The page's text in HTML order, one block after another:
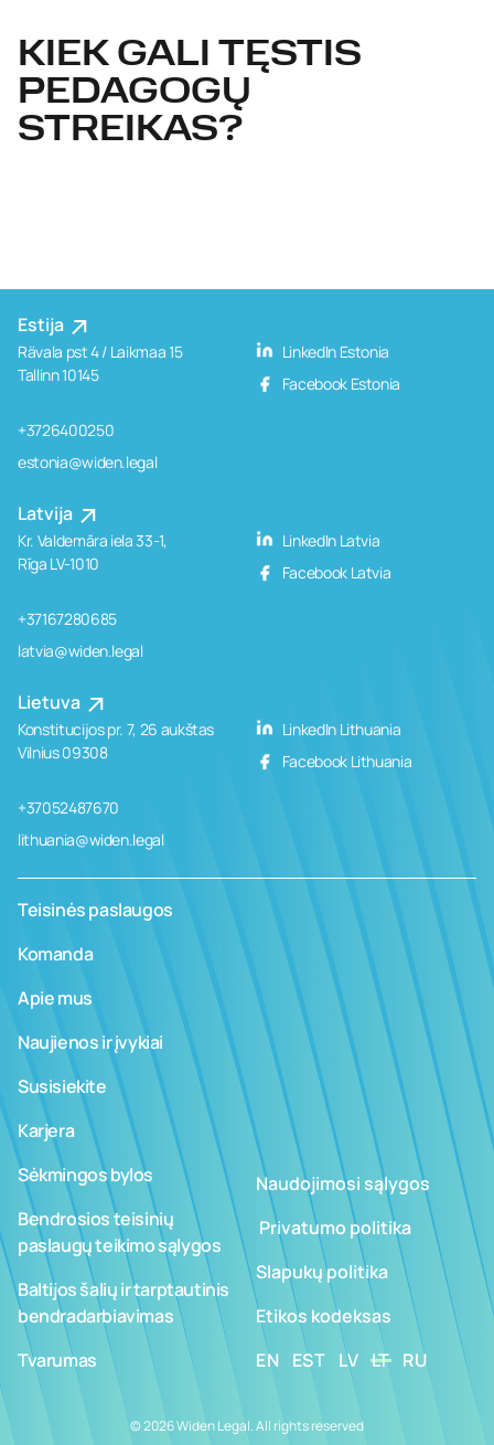
KIEK GALI TĘSTIS
PEDAGOGŲ
STREIKAS?
Estija
Rävala pst 4 / Laikmaa 15
Tallinn 10145
+3726400250
estonia@widen.legal
LinkedIn Estonia
Facebook Estonia
Latvija
Kr. Valdemāra iela 33-1,
Rīga LV-1010
+37167280685
latvia@widen.legal
LinkedIn Latvia
Facebook Latvia
Lietuva
Konstitucijos pr. 7, 26 aukštas
Vilnius 09308
+37052487670
lithuania@widen.legal
LinkedIn Lithuania
Facebook Lithuania
Teisinės paslaugos
Komanda
Apie mus
Naujienos ir įvykiai
Susisiekite
Karjera
Sėkmingos bylos
Bendrosios teisinių
paslaugų teikimo sąlygos
Baltijos šalių ir tarptautinis
bendradarbiavimas
Tvarumas
Naudojimosi sąlygos
­ ­­Privatumo politika
Slapukų politika
Etikos kodeksas
EN EST LV LT RU
© 2026 Widen Legal. All rights reserved